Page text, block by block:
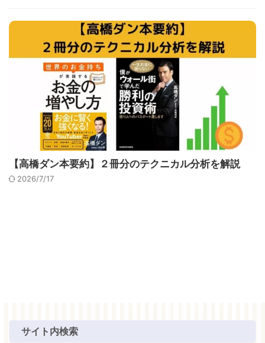
【高橋ダン本要約】２冊分のテクニカル分析を解説
2026/7/17
サイト内検索